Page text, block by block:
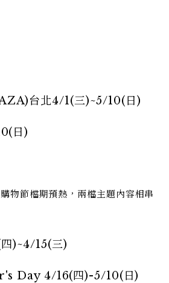
台北4/1(三)~5/10(日)
日)
物節檔期預熱，兩檔主題內容相串
)~4/15(三)
Day 4/16(四)-5/10(日)